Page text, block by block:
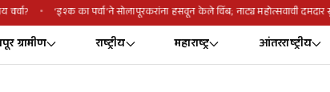
चर्चा? ‘इश्क का पर्चा’ने सोलापूरकरांना हसवून केले चिंब; नाट्य महोत्सवाची
ग्रामीण राष्ट्रीय महाराष्ट्र आंतरराष्ट्रीय